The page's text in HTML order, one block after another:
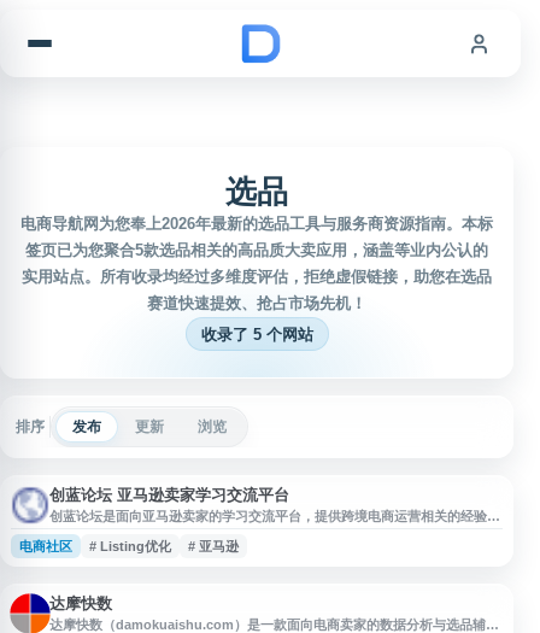
选品
电商导航网为您奉上2026年最新的选品工具与服务商资源指南。本标
签页已为您聚合5款选品相关的高品质大卖应用，涵盖等业内公认的
实用站点。所有收录均经过多维度评估，拒绝虚假链接，助您在选品
赛道快速提效、抢占市场先机！
收录了 5 个网站
排序 发布 更新 浏览
创蓝论坛 亚马逊卖家学习交流平台
创蓝论坛是面向亚马逊卖家的学习交流平台，提供跨境电商运营相关的经验分
享、问题讨论与行业资讯内容。网站聚焦亚马逊开店、选品、Listing 优化、
广告投放、账号运营、物流与合规等卖家常见话题，适合新手卖家和跨境电商
电商社区 # Listing优化 # 亚马逊
达摩快数
达摩快数（damokuaishu.com）是一款面向电商卖家的数据分析与选品辅助